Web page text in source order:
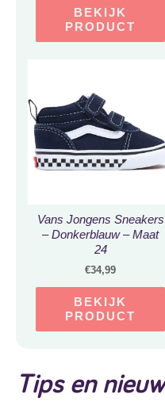
BEKIJK
PRODUCT
Vans Jongens Sneakers
– Donkerblauw – Maat
24
€34,99
BEKIJK
PRODUCT
Tips en